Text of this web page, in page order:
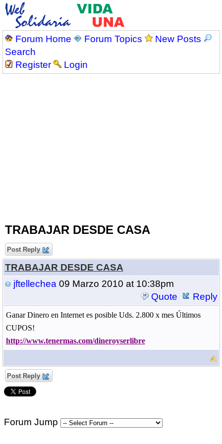
Forum Home Forum Topics
New Posts
Search
Register
Login
TRABAJAR DESDE CASA
Post Reply
TRABAJAR DESDE CASA
jftellechea 09 Marzo 2010 at 10:38pm
Quote
Reply
Ganar Dinero en Internet es posible Uds. 2.800 x mes Últimos
CUPOS!
http://www.tenermas.com/dineroyserlibre
Post Reply
Forum Jump